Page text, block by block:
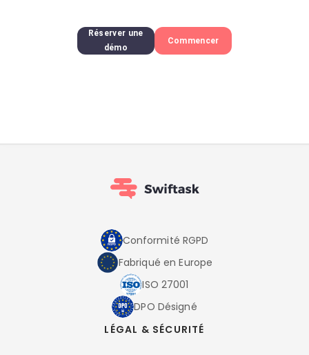
Réserver une
démo
Commencer
Conformité RGPD
Fabriqué en Europe
ISO 27001
DPO Désigné
LÉGAL & SÉCURITÉ